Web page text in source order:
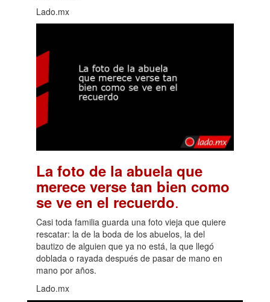
Lado.mx
La foto de la abuela que
merece verse tan bien como
se ve en el recuerdo.
Casi toda familia guarda una foto vieja que quiere
rescatar: la de la boda de los abuelos, la del
bautizo de alguien que ya no está, la que llegó
doblada o rayada después de pasar de mano en
mano por años.
Lado.mx